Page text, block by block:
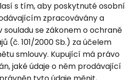
s tím, aby poskytnuté osobní
zpracovávány a
souladu se zákonem o ochraně
(č. 101/2000 Sb.) za účelem
smlouvy. Kupující má právo
jaké údaje o něm prodávající